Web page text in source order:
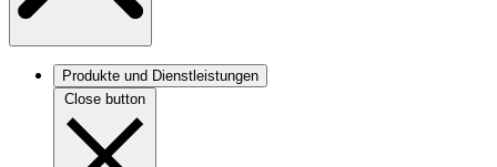
Produkte und Dienstleistungen
Close button